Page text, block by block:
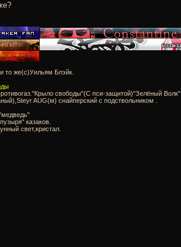
то же(с)Уильям Блэйк.
свободы"(С пси-защитой)"Зелёный Волк"
AUG(м) снайперский с подствольником .
казаков.
свет,кристал.